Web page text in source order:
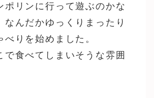
ポリンに行って遊ぶのかな
なんだかゆっくりまったり
べりを始めました。
で食べてしまいそうな雰囲